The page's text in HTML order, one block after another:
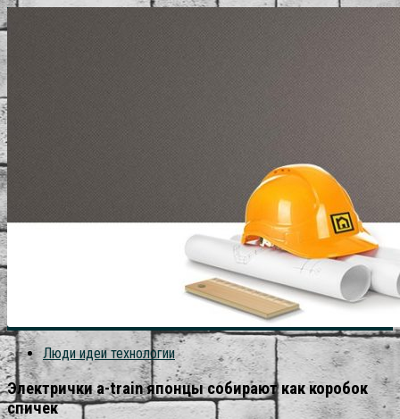
Люди идеи технологии
Электрички a-train японцы собирают как коробок
спичек